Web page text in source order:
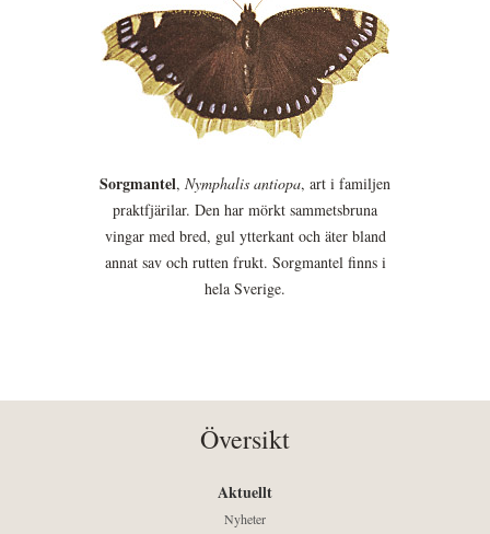
Sorgmantel, Nymphalis antiopa, art i familjen
praktfjärilar. Den har mörkt sammetsbruna
vingar med bred, gul ytterkant och äter bland
annat sav och rutten frukt. Sorgmantel finns i
hela Sverige.
Översikt
Aktuellt
Nyheter